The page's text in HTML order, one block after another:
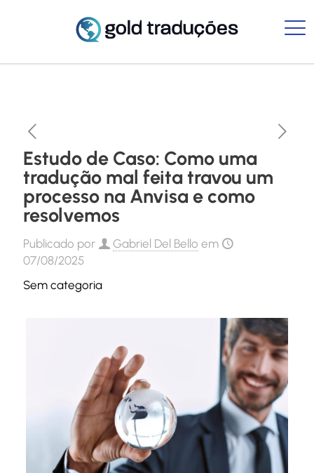
Estudo de Caso: Como uma
tradução mal feita travou um
processo na Anvisa e como
resolvemos
Publicado por Gabriel Del Bello em
07/08/2025
Sem categoria